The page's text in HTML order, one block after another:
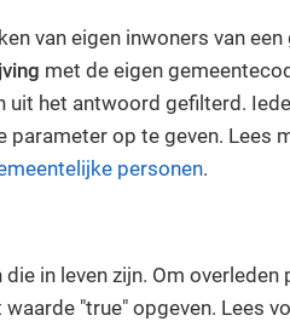
van eigen inwoners van een
met de eigen
het antwoord gefilterd.
op te geven. Lees
personen.
in leven zijn. Om overleden
"true" opgeven. Lees